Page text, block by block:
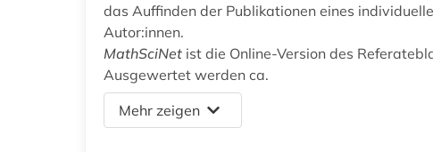
das Auffinden der Publikationen eines
Autor:innen.
MathSciNet ist die Online-Version des
Ausgewertet werden ca.
Mehr zeigen